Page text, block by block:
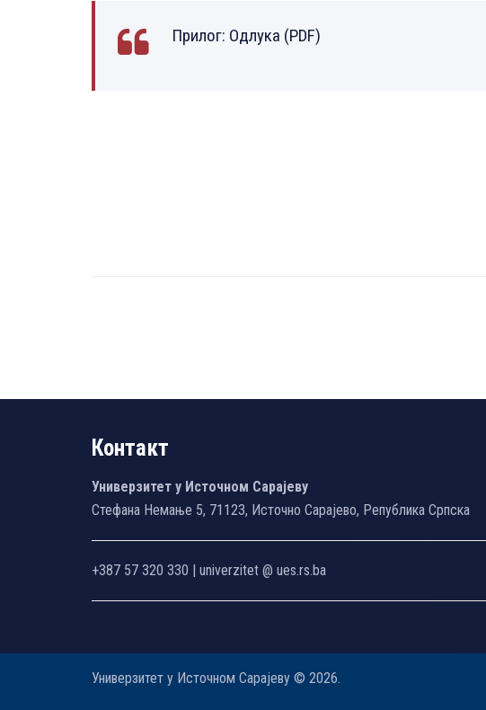
Прилог: Одлука (PDF)
Контакт
Универзитет у Источном Сарајеву
Стефана Немање 5, 71123, Источно Сарајево, Република Српска
+387 57 320 330 | univerzitet @ ues.rs.ba
Универзитет у Источном Сарајеву © 2026.